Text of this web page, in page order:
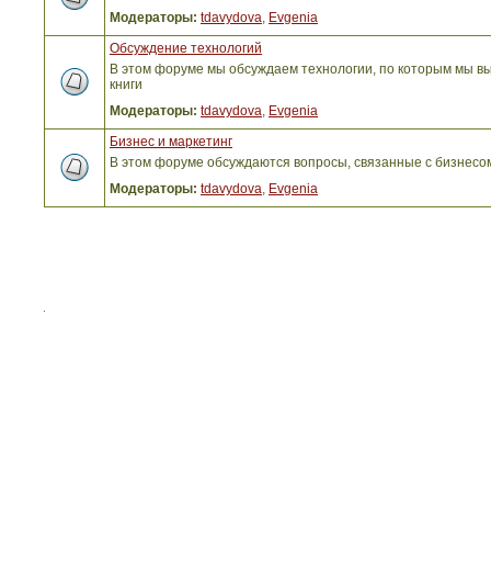
Модераторы: tdavydova, Evgenia
Обсуждение технологий
В этом форуме мы обсуждаем технологии, по которым мы
книги
Модераторы: tdavydova, Evgenia
Бизнес и маркетинг
В этом форуме обсуждаются вопросы, связанные с
Модераторы: tdavydova, Evgenia